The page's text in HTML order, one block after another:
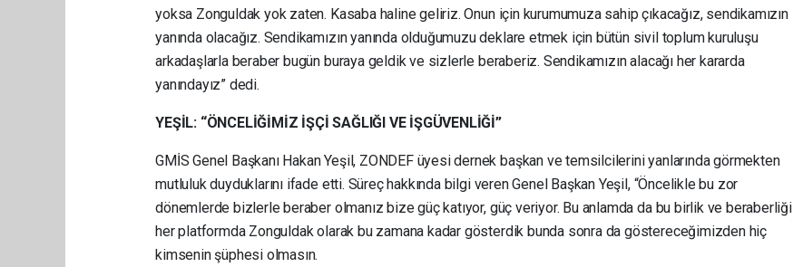
yoksa Zonguldak yok zaten. Kasaba haline geliriz. Onun için kurumumuza sahip çıkacağız, sendikamızın
yanında olacağız. Sendikamızın yanında olduğumuzu deklare etmek için bütün sivil toplum kuruluşu
arkadaşlarla beraber bugün buraya geldik ve sizlerle beraberiz. Sendikamızın alacağı her kararda
yanındayız” dedi.
YEŞİL: “ÖNCELİĞİMİZ İŞÇİ SAĞLIĞI VE İŞGÜVENLİĞİ”
GMİS Genel Başkanı Hakan Yeşil, ZONDEF üyesi dernek başkan ve temsilcilerini yanlarında görmekten
mutluluk duyduklarını ifade etti. Süreç hakkında bilgi veren Genel Başkan Yeşil, “Öncelikle bu zor
dönemlerde bizlerle beraber olmanız bize güç katıyor, güç veriyor. Bu anlamda da bu birlik ve beraberliği
her platformda Zonguldak olarak bu zamana kadar gösterdik bunda sonra da göstereceğimizden hiç
kimsenin şüphesi olmasın.